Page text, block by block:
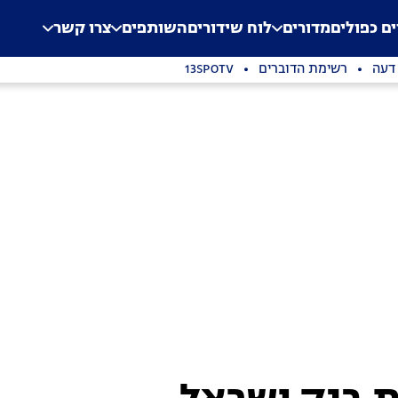
Application error: a
. כפוליםמדורים לוח שידוריםהשותפים צרו קשר
דעה רשימת הדוברים 13SPOTV